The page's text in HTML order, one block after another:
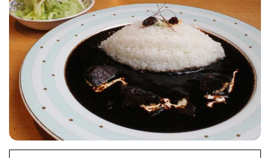
和食 わんぱく 福島ローカルグル
メ
温泉 体験 名所
フィットネス・や
せたい
鍼灸・整体・リラ
クゼーション
まつ毛サロン
インテリア 食品・酒 生活を彩るモノ
趣味・スキルアッ
プ
保育園・こども園 子どもの習い事・
塾